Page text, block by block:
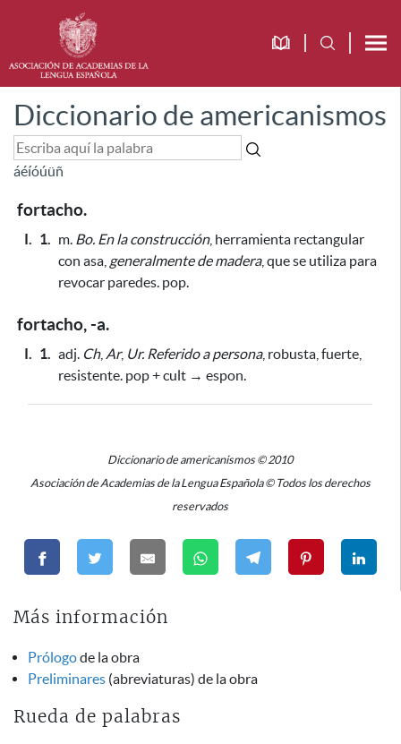
Diccionario de americanismos
áéíóúüñ
fortacho.
I. 1. m. Bo. En la construcción, herramienta rectangular
con asa, generalmente de madera, que se utiliza para
revocar paredes. pop.
fortacho, -a.
I. 1. adj. Ch, Ar, Ur. Referido a persona, robusta, fuerte,
resistente. pop + cult → espon.
Diccionario de americanismos © 2010
Asociación de Academias de la Lengua Española © Todos los derechos
reservados
Más información
Prólogode la obra
Preliminares (abreviaturas) de la obra
Rueda de palabras